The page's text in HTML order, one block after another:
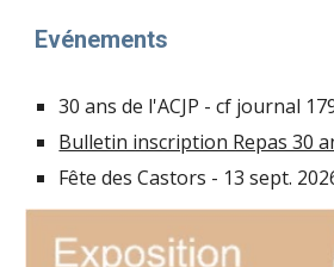
Evénements
30 ans de l'ACJP - cf journal
Bulletin inscription Repas 30
Fête des Castors - 13 sept.